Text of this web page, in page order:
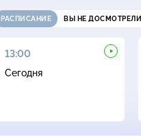
РАСПИСАНИЕ ВЫ НЕ ДОСМОТРЕЛИ
13:00
Сегодня